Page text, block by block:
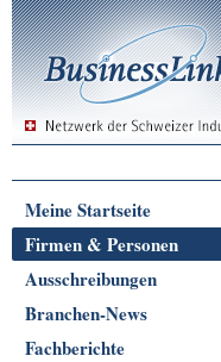
Meine Startseite
Firmen & Personen
Ausschreibungen
Branchen-News
Fachberichte